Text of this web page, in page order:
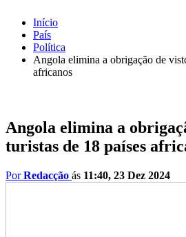
Início
País
Política
Angola elimina a obrigação de
africanos
Angola elimina a
turistas de 18 países
PorRedacção ás 11:40, 23 Dez 2024